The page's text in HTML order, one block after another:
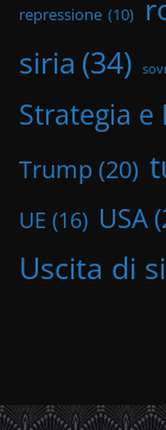
repressione (10)
siria (34)
Strategia e
Trump (20)
UE (16) USA
Uscita di